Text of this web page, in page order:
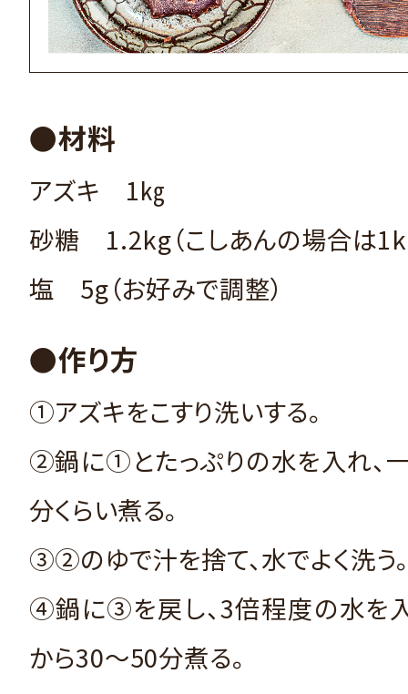
●材料
アズキ 1㎏
砂糖 1.2kg（こしあんの場合は
塩 5g（お好みで調整）
●作り方
①アズキをこすり洗いする。
②鍋に①とたっぷりの水を入れ、
分くらい煮る。
③②のゆで汁を捨て、水でよく洗う。
④鍋に③を戻し、3倍程度の水を
から30～50分煮る。